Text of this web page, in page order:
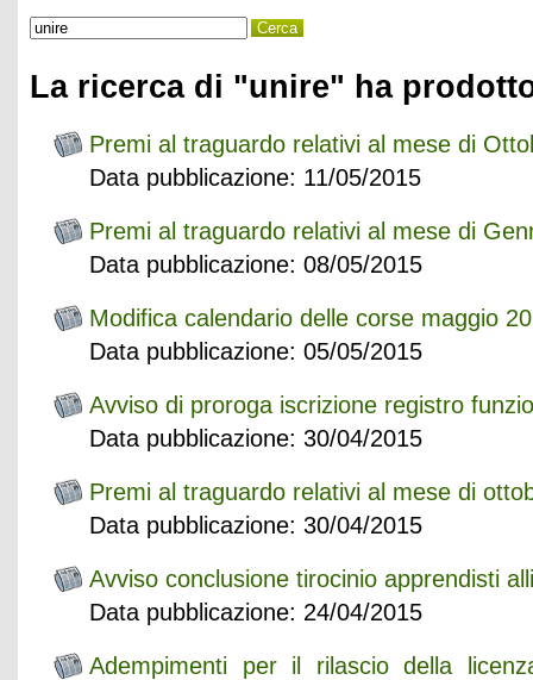
La ricerca di "unire" ha
Premi al traguardo relativi al mese di
Data pubblicazione: 11/05/2015
Premi al traguardo relativi al mese di
Data pubblicazione: 08/05/2015
Modifica calendario delle corse maggio
Data pubblicazione: 05/05/2015
Avviso di proroga iscrizione registro
Data pubblicazione: 30/04/2015
Premi al traguardo relativi al mese di
Data pubblicazione: 30/04/2015
Avviso conclusione tirocinio apprendisti
Data pubblicazione: 24/04/2015
Adempimenti per il rilascio della